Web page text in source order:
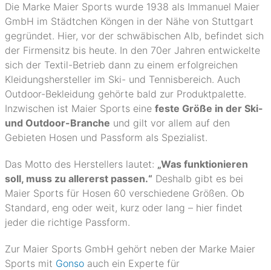
Die Marke Maier Sports wurde 1938 als Immanuel Maier
GmbH im Städtchen Köngen in der Nähe von Stuttgart
gegründet. Hier, vor der schwäbischen Alb, befindet sich
der Firmensitz bis heute. In den 70er Jahren entwickelte
sich der Textil-Betrieb dann zu einem erfolgreichen
Kleidungshersteller im Ski- und Tennisbereich. Auch
Outdoor-Bekleidung gehörte bald zur Produktpalette.
Inzwischen ist Maier Sports eine feste Größe in der Ski-
und Outdoor-Branche und gilt vor allem auf den
Gebieten Hosen und Passform als Spezialist.
Das Motto des Herstellers lautet: „Was funktionieren
soll, muss zu allererst passen.“ Deshalb gibt es bei
Maier Sports für Hosen 60 verschiedene Größen. Ob
Standard, eng oder weit, kurz oder lang – hier findet
jeder die richtige Passform.
Zur Maier Sports GmbH gehört neben der Marke Maier
Sports mit Gonso auch ein Experte für